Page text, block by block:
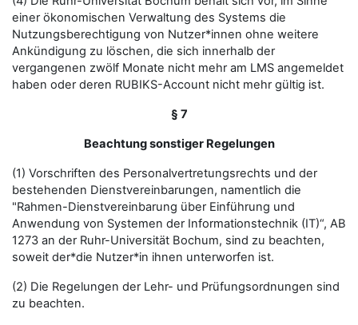
einer ökonomischen Verwaltung des Systems die
Nutzungsberechtigung von Nutzer*innen ohne weitere
Ankündigung zu löschen, die sich innerhalb der
vergangenen zwölf Monate nicht mehr am LMS angemeldet
haben oder deren RUBIKS-Account nicht mehr gültig ist.
§ 7
Beachtung sonstiger Regelungen
(1) Vorschriften des Personalvertretungsrechts und der
bestehenden Dienstvereinbarungen, namentlich die
"Rahmen-Dienstvereinbarung über Einführung und
Anwendung von Systemen der Informationstechnik (IT)“, AB
1273 an der Ruhr-Universität Bochum, sind zu beachten,
soweit der*die Nutzer*in ihnen unterworfen ist.
(2) Die Regelungen der Lehr- und Prüfungsordnungen sind
zu beachten.